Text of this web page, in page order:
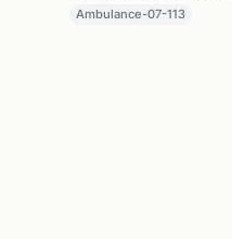
Ambulance-07-113